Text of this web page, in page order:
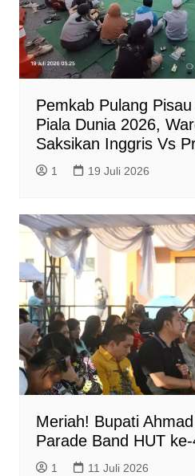
Pemkab Pulang
Piala Dunia 2026,
Saksikan Inggris Vs
1 19 Juli 2026
Meriah! Bupati
Parade Band HUT
1 11 Juli 2026